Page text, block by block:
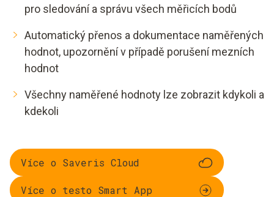
pro sledování a správu všech měřicích bodů
Automatický přenos a dokumentace naměřených
hodnot, upozornění v případě porušení mezních
hodnot
Všechny naměřené hodnoty lze zobrazit kdykoli a
kdekoli
Více o Saveris Cloud
Více o testo Smart App